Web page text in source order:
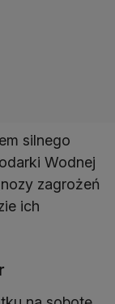
silnego
Wodnej
zagrożeń
ich